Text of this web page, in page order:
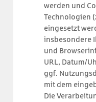
werden und
Technologien
eingesetzt
insbesondere
und
URL, Datum/
ggf.
mit dem
Die